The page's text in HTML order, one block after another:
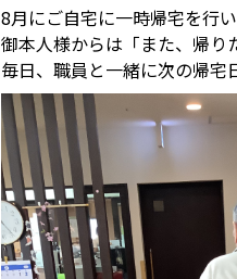
8月にご自宅に一時帰宅を行い
御本人様からは「また、帰り
毎日、職員と一緒に次の帰宅